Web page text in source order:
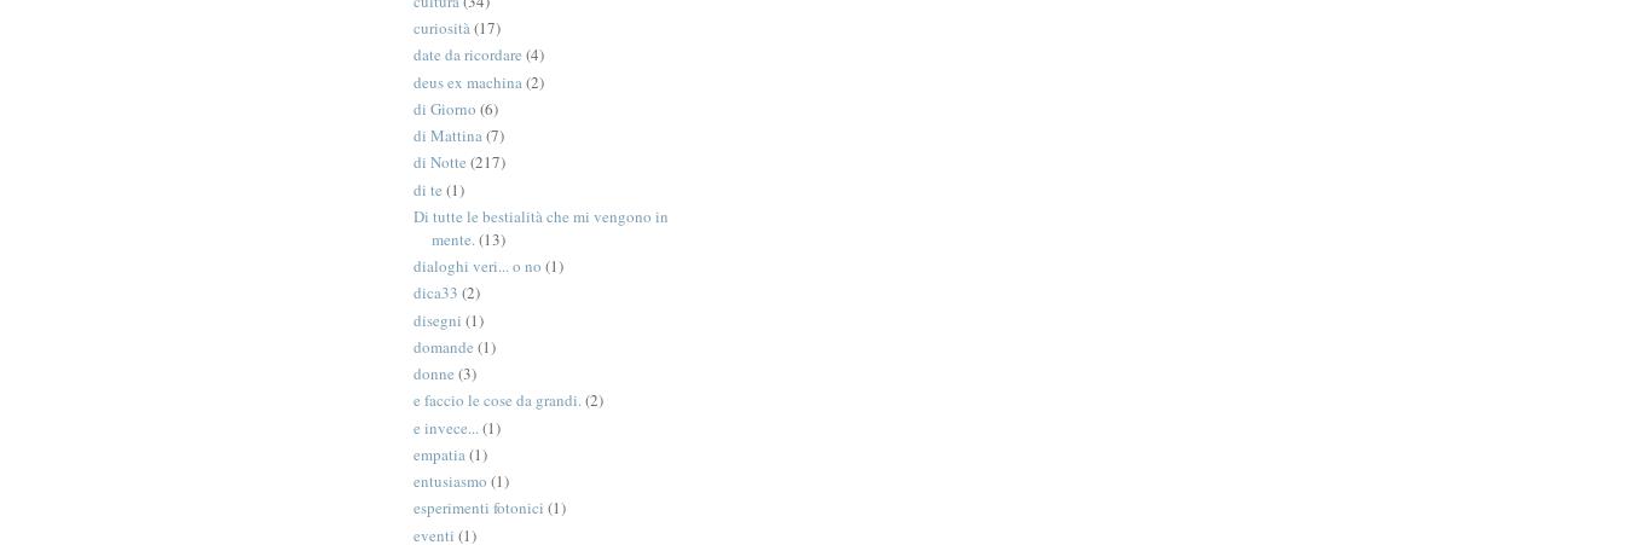
curiosità(17)
date da ricordare (4)
deus ex machina(2)
di Giorno (6)
di Mattina(7)
di Notte (217)
di te (1)
Di tutte le bestialità che mi vengono in
mente.(13)
dialoghi veri... o no (1)
dica33 (2)
disegni (1)
domande (1)
donne (3)
e faccio le cose da grandi.(2)
e invece...(1)
empatia(1)
entusiasmo (1)
esperimenti fotonici (1)
eventi (1)